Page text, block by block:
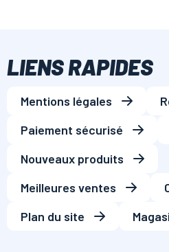
LIENS RAPIDES
Mentions légales
Paiement sécurisé
Nouveaux produits
Meilleures ventes
Plan du site